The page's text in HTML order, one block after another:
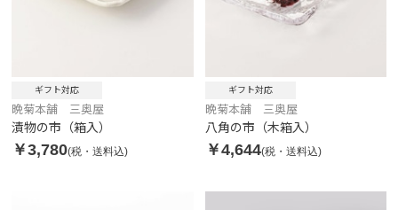
ギフト対応
晩菊本舗 三奥屋
漬物の市（箱入）
￥3,780(税・送料込)
ギフト対応
晩菊本舗 三奥屋
八角の市（木箱入）
￥4,644(税・送料込)